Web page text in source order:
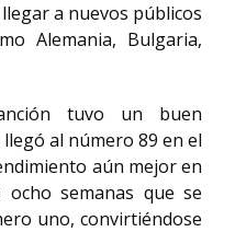
a nuevos públicos
Alemania, Bulgaria,
tuvo un buen
al número 89 en el
aún mejor en
semanas que se
uno, convirtiéndose